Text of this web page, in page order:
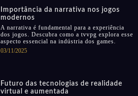
Importância da narrativa nos jogos
modernos
A narrativa é fundamental para a experiência
dos jogos. Descubra como a tvvpg explora esse
aspecto essencial na indústria dos games.
03/11/2025
Futuro das tecnologias de realidade
virtual e aumentada